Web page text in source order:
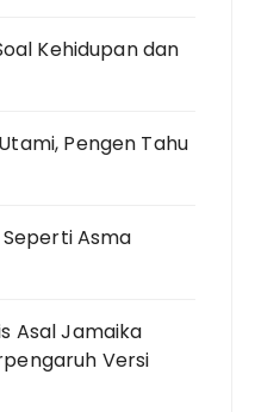
Kehidupan dan
Pengen Tahu
Asma
Asal Jamaika
Versi